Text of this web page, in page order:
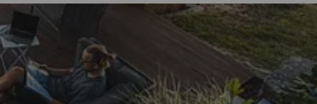
Trusted Shops
4,83/ 5